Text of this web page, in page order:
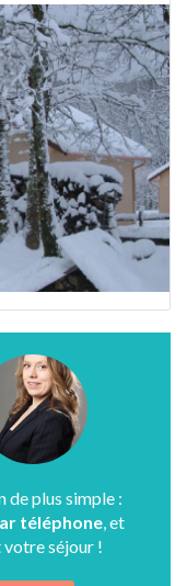
de plus simple :
téléphone, et
séjour !